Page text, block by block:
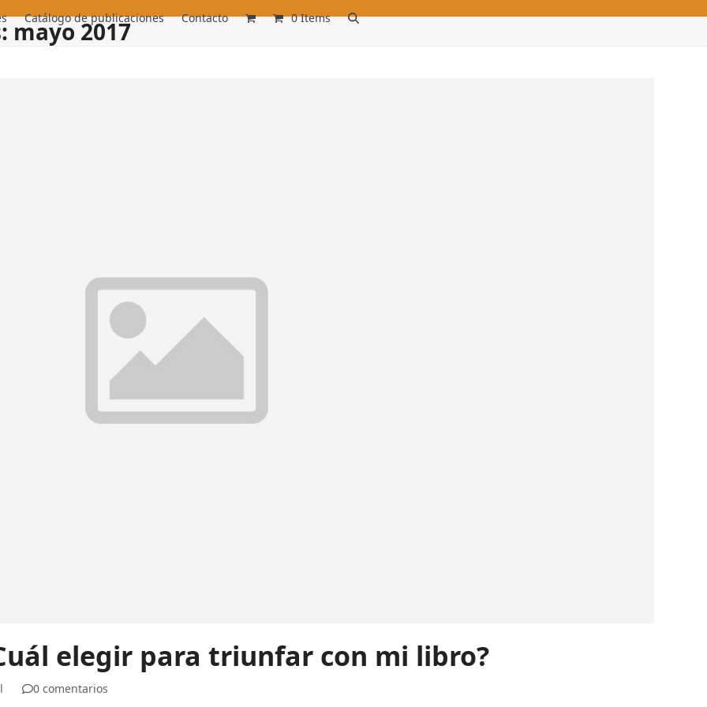
Catálogo de publicaciones Contacto 0 Items
mayo 2017
elegir para triunfar con mi libro?
0 comentarios